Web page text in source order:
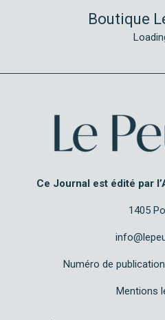
Boutique
Ce Journal est édité par
1405
Numéro de
Mentions